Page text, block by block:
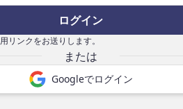
ログイン
リンクをお送りします。
Googleでログイン
書き手になる